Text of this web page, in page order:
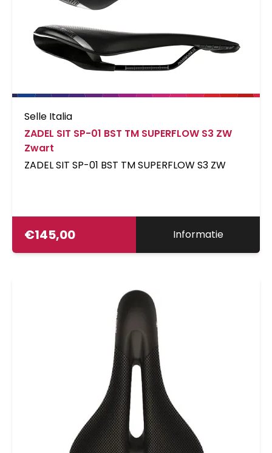
Selle Italia
ZADEL SIT SP-01 BST TM SUPERFLOW S3 ZW
Zwart
ZADEL SIT SP-01 BST TM SUPERFLOW S3 ZW
€145,00 Informatie